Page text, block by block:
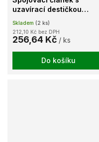
uzavírací destičkou
Skladem (2 ks)
212,10 Kč bez DPH
256,64 Kč / ks
Do košíku